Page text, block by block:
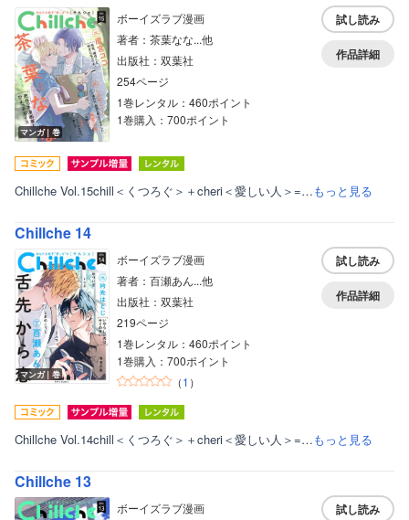
マンガ｜巻
ボーイズラブ漫画
著者：茶葉なな...他
出版社：双葉社
254ページ
1巻レンタル：460ポイント
1巻購入：700ポイント
試し読み
作品詳細
Chillche Vol.15chill＜くつろぐ＞＋cheri＜愛しい人＞=…もっと見る
Chillche 14
マンガ｜巻
ボーイズラブ漫画
著者：百瀬あん...他
出版社：双葉社
219ページ
1巻レンタル：460ポイント
1巻購入：700ポイント
（1 ）
試し読み
作品詳細
Chillche Vol.14chill＜くつろぐ＞＋cheri＜愛しい人＞=…もっと見る
Chillche 13
ボーイズラブ漫画
試し読み